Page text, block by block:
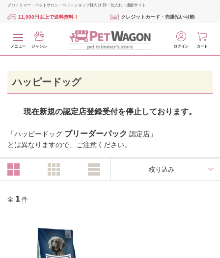
プロトリマー・ペットサロン・ペットショップ様向け 卸・仕入れ・通販サイト
11,000円以上で送料無料！ クレジットカード・売掛払い可能
メニュー ジャンル ログイン カート
ハッピードッグ
現在新規の認定店登録受付を停止しております。
「ハッピードッグ ブリーダーパック 認定店」
とは異なりますので、ご注意ください。
絞り込み
全 1 件